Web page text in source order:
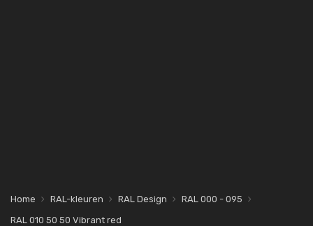
Home RAL-kleuren RAL Design
RAL 000 - 095
RAL 010 50 50 Vibrant red